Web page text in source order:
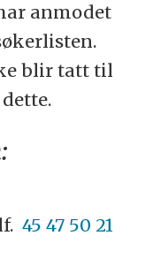
anmodet
blir tatt til
45 47 50 21